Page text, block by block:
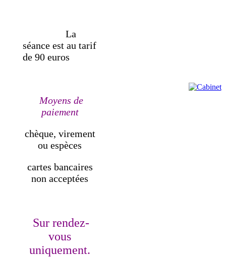
La
séance est au tarif
de 90 euros
Moyens de
paiement
chèque, virement
ou espèces
cartes bancaires
non acceptées
Sur rendez-
vous
uniquement.